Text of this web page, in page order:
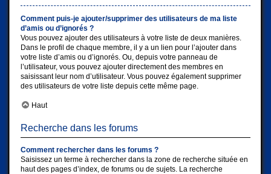
Comment puis-je ajouter/supprimer des utilisateurs de ma liste
d’amis ou d’ignorés ?
Vous pouvez ajouter des utilisateurs à votre liste de deux manières.
Dans le profil de chaque membre, il y a un lien pour l’ajouter dans
votre liste d’amis ou d’ignorés. Ou, depuis votre panneau de
l’utilisateur, vous pouvez ajouter directement des membres en
saisissant leur nom d’utilisateur. Vous pouvez également supprimer
des utilisateurs de votre liste depuis cette même page.
Haut
Recherche dans les forums
Comment rechercher dans les forums ?
Saisissez un terme à rechercher dans la zone de recherche située en
haut des pages d’index, de forums ou de sujets. La recherche